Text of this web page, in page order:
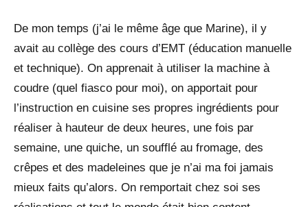
De mon temps (j’ai le même âge que Marine), il y
avait au collège des cours d’EMT (éducation manuelle
et technique). On apprenait à utiliser la machine à
coudre (quel fiasco pour moi), on apportait pour
l’instruction en cuisine ses propres ingrédients pour
réaliser à hauteur de deux heures, une fois par
semaine, une quiche, un soufflé au fromage, des
crêpes et des madeleines que je n’ai ma foi jamais
mieux faits qu’alors. On remportait chez soi ses